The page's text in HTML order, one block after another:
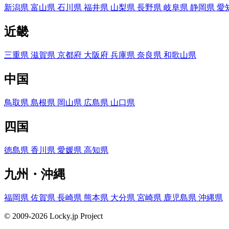
新潟県 富山県 石川県 福井県 山梨県 長野県 岐阜県 静岡県 愛
近畿
三重県 滋賀県 京都府 大阪府 兵庫県 奈良県 和歌山県
中国
鳥取県 島根県 岡山県 広島県 山口県
四国
徳島県 香川県 愛媛県 高知県
九州・沖縄
福岡県 佐賀県 長崎県 熊本県 大分県 宮崎県 鹿児島県 沖縄県
© 2009-2026 Locky.jp Project